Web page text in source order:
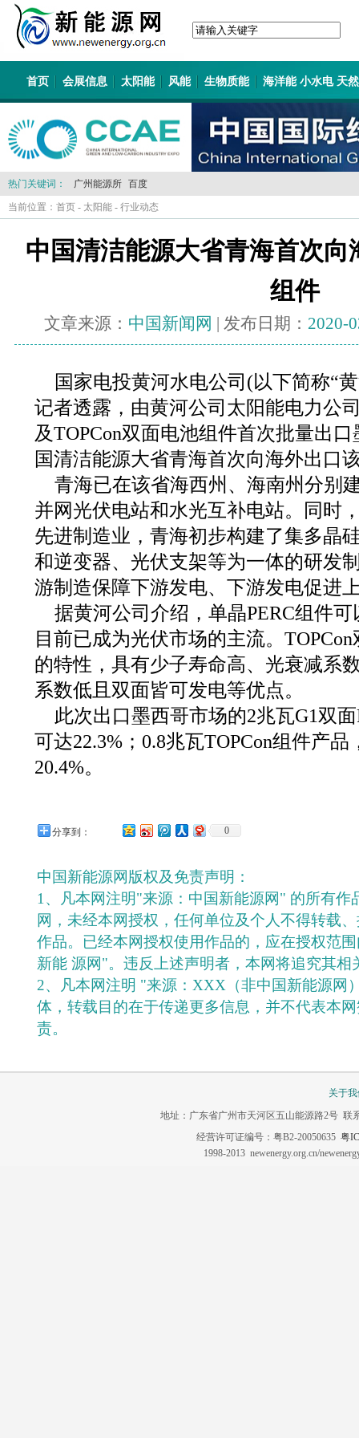
首页 会展信息 太阳能 风能 生物质能 海洋能 小水电 天
热门关键词： 广州能源所 百度
当前位置： 首页 - 太阳能 - 行业动态
中国清洁能源大省青海首次向
组件
文章来源： 中国新闻网 | 发布日期： 2020-
国家电投黄河水电公司(以下简称“
记者透露，由黄河公司太阳能电力公
及TOPCon双面电池组件首次批量出
国清洁能源大省青海首次向海外出口
青海已在该省海西州、海南州分别
并网光伏电站和水光互补电站。同时
先进制造业，青海初步构建了集多晶
和逆变器、光伏支架等为一体的研发
游制造保障下游发电、下游发电促进
据黄河公司介绍，单晶PERC组件
目前已成为光伏市场的主流。
的特性，具有少子寿命高、光衰减系
系数低且双面皆可发电等优点。
此次出口墨西哥市场的2兆瓦G1双
可达22.3%；0.8兆瓦TOPCon组件产
20.4%。
分享到： 0
中国新能源网版权及免责声明：
1、凡本网注明"来源：中国新能源网" 的所有作
网，未经本网授权，任何单位及个人不得转载
作品。已经本网授权使用作品的，应在授权范
新能 源网"。违反上述声明者，本网将追究其相
2、凡本网注明 "来源：XXX（非中国新能源网
体，转载目的在于传递更多信息，并不代表本
责。
关于
地址：广东省广州市天河区五山能源路2号 联
经营许可证编号：粤B2-20050635 粤
1998-2013 newenergy.org.cn/